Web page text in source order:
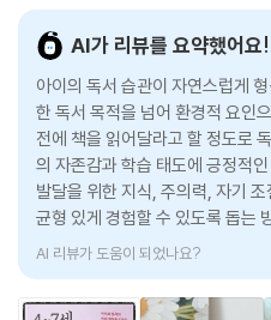
를 안다면 어리니까 다 괜찮다는 식
는 사실을 깨달을 수 있다. 4~7세는
행동이 두드러지게 나타난다. 따라
을 억제하고 상황에 맞게 감정을 조
는 방식으로 원하는 것을 얻는 데 익
의 떼쓰기에 부모가 휘말린다면 다
되돌아와야만 한다.
---「Part 4 - STEP 02 자기 조절력
관관계」중에서
이의 부족한 점만이 커 보여 마음이
한다. 주변에 휩쓸려 한글, 영어, 수
고, 공부보다는 건강하고 행복하게
부러 놀게 내버려두기도 한다.
그러나 이처럼 편중된 육아 신념이
불균형을 일으켜 결국엔 전혀 예상
알아야 한다. 경쟁 때문에 공부를 시
정서와 인지 능력의 발달을 위한 공
서를 기반으로 배움이 본격적으로
며, 저자는 이 시기 아이들이 정서와
AI가 리뷰를 요약했어요!
아이의 독서 습관이 자연스럽게
한 독서 목적을 넘어 환경적 요인
전에 책을 읽어달라고 할 정도로
의 자존감과 학습 태도에 긍정적
발달을 위한 지식, 주의력, 자기
균형 있게 경험할 수 있도록 돕는
AI 리뷰가 도움이 되었나요?